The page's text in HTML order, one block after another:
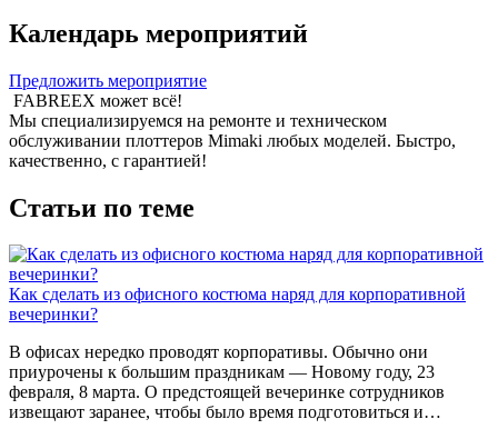
Календарь мероприятий
Предложить мероприятие
FABREEX может всё!
Мы специализируемся на ремонте и техническом
обслуживании плоттеров Mimaki любых моделей. Быстро,
качественно, с гарантией!
Статьи по теме
Как сделать из офисного костюма наряд для корпоративной
вечеринки?
В офисах нередко проводят корпоративы. Обычно они
приурочены к большим праздникам — Новому году, 23
февраля, 8 марта. О предстоящей вечеринке сотрудников
извещают заранее, чтобы было время подготовиться и…